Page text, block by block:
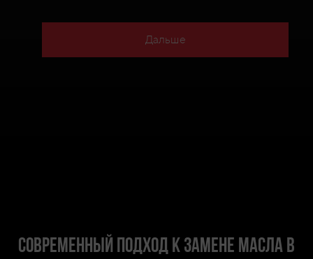
Дальше
Современный подход к замене масла в